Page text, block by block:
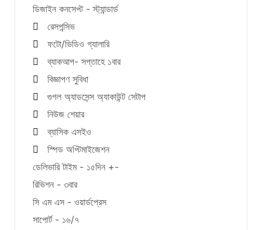
ডিজাইন কনসেপ্ট - স্ট্যান্ডার্ড
রেসপন্সিভ
ফটো/ভিডিও গ্যালারি
ব্যাকআপ- সপ্তাহে ১বার
বিজ্ঞাপণ সুবিধা
গুগল অ্যাডসেন্স অ্যাকাউন্ট সেটাপ
নিউজ শেয়ার
ব্যাসিক এসইও
স্পিড অপ্টিমাইজেশন
ডেলিভারি টাইম - ১৫দিন +-
রিভিশন - ৩বার
সি এম এস - ওয়ার্ডপ্রেস
সাপোর্ট - ১৬/৭